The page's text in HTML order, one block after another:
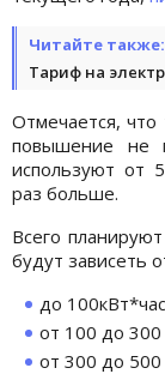
Читайте также:
Тариф на
Отмечается,
повышение не
используют от
раз больше.
Всего
будут зависеть
до
от 100 до 300
от 300 до 500